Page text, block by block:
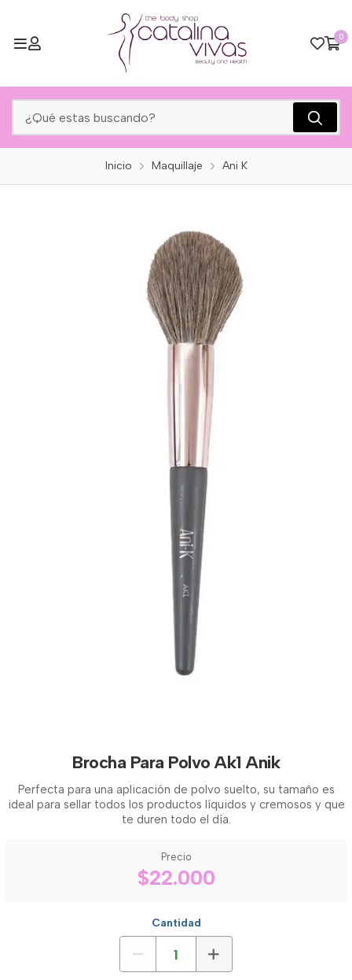
0
Inicio Maquillaje Ani K
Brocha Para Polvo Ak1 Anik
Perfecta para una aplicación de polvo suelto, su tamaño es
ideal para sellar todos los productos líquidos y cremosos y que
te duren todo el día.
Precio
$22.000
Cantidad